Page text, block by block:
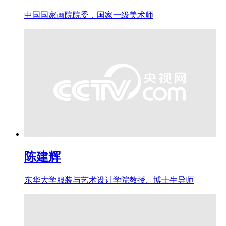
中国国家画院院委，国家一级美术师
陈建辉
东华大学服装与艺术设计学院教授、博士生导师